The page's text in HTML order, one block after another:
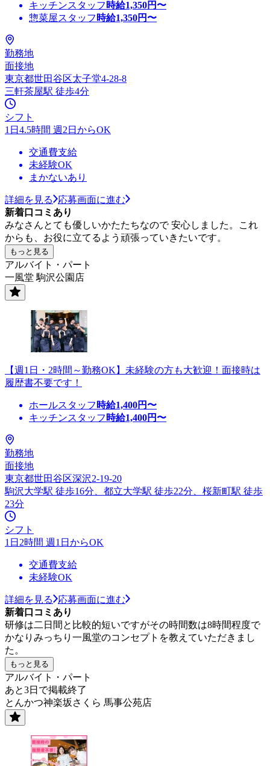
キッチンスタッフ 時給1,350円〜
惣菜屋スタッフ 時給1,350円〜
勤務地
面接地
東京都世田谷区太子堂4-28-8
三軒茶屋駅 徒歩4分
シフト
1日4.5時間 週2日からOK
交通費支給
未経験OK
まかないあり
詳細を見る
応募画面に進む
新着口コミあり
みなさんとても優しいかたたちなので 安心しました。これ
からも、お役に立てるよう頑張っていきたいです。
もっと見る
アルバイト・パート
一風堂 駒沢公園店
【週1日・2時間～勤務OK】未経験の方も大歓迎！面接時は
履歴書不要です！
ホールスタッフ 時給1,400円〜
キッチンスタッフ 時給1,400円〜
勤務地
面接地
東京都世田谷区深沢2-19-20
駒沢大学駅 徒歩16分、都立大学駅 徒歩22分、桜新町駅 徒歩
23分
シフト
1日2時間 週1日からOK
交通費支給
未経験OK
詳細を見る
応募画面に進む
新着口コミあり
研修は二日間と比較的短いですがその時間数は8時間程度で
かなりみっちり一風堂のコンセプトを教えていただきまし
た。
もっと見る
アルバイト・パート
あと3日で掲載終了
とんかつ神楽坂さくら 馬事公苑店